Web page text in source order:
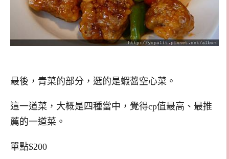
最後，青菜的部分，選的是蝦醬空心菜。
這一道菜，大概是四種當中，覺得cp值最高、最推
薦的一道菜。
單點$200